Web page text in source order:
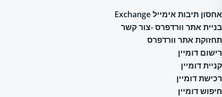
אחסון תיבות אימייל Exchange
בניית אתר וורדפרס -צור קשר
תחזוקת אתר וורדפרס
רישום דומיין
קניית דומיין
רכישת דומיין
חיפוש דומיין